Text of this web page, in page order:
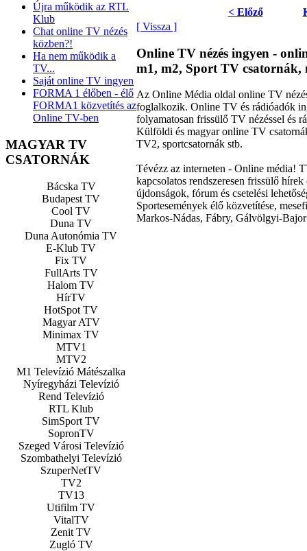
Újra működik az RTL
Klub
Chat online TV nézés
közben?!
Ha nem működik a
TV...
Saját online TV ingyen
FORMA 1 élőben - élő
FORMA1 közvetítés az
Online TV-ben
MAGYAR TV
CSATORNÁK
Bácska TV
Budapest TV
Cool TV
Duna TV
Duna Autonómia TV
E-Klub TV
Fix TV
FullArts TV
Halom TV
HírTV
HotSpot TV
Magyar ATV
Minimax TV
MTV1
MTV2
M1 Televízió Mátészalka
Nyíregyházi Televízió
Rend Televízió
RTL Klub
SimSport TV
SopronTV
Szeged Városi Televízió
Szombathelyi Televízió
SzuperNetTV
TV2
TV13
Utifilm TV
VitalTV
Zenit TV
Zugló TV
< Előző
[ Vissza ]
Online TV nézés ingyen -
m1, m2, Sport TV
Az Online Média oldal online TV
foglalkozik. Online TV és rádióadók
folyamatosan frissülő TV nézéssel és
Külföldi és magyar online TV
TV2, sportcsatornák stb.
Tévézz az interneten - Online média!
kapcsolatos rendszeresen frissülő
újdonságok, fórum és csetelési
Sportesemények élő közvetítése,
Markos-Nádas, Fábry, Gálvölgyi-